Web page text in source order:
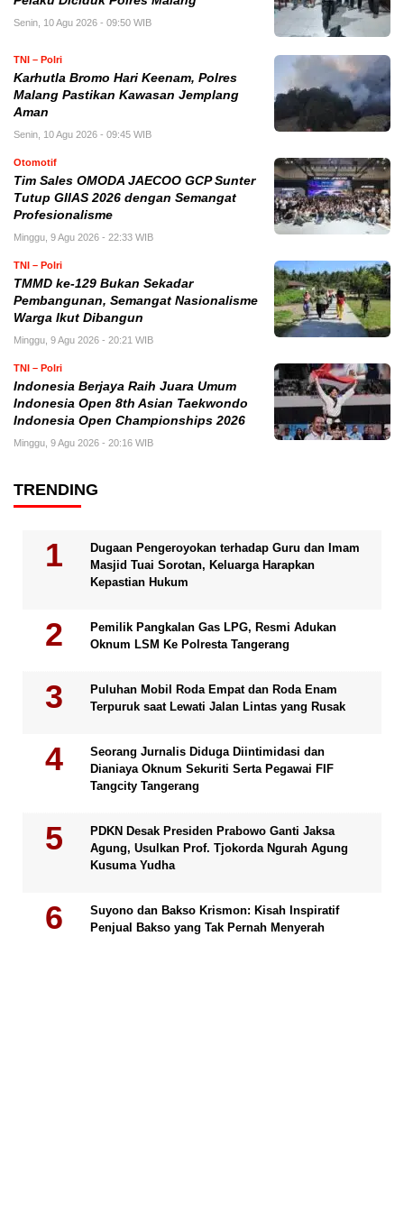
Senin, 10 Agu 2026 - 09:50 WIB
TNI – Polri
Karhutla Bromo Hari Keenam, Polres
Malang Pastikan Kawasan Jemplang
Aman
Senin, 10 Agu 2026 - 09:45 WIB
Otomotif
Tim Sales OMODA JAECOO GCP Sunter
Tutup GIIAS 2026 dengan Semangat
Profesionalisme
Minggu, 9 Agu 2026 - 22:33 WIB
TNI – Polri
TMMD ke-129 Bukan Sekadar
Pembangunan, Semangat Nasionalisme
Warga Ikut Dibangun
Minggu, 9 Agu 2026 - 20:21 WIB
TNI – Polri
Indonesia Berjaya Raih Juara Umum
Indonesia Open 8th Asian Taekwondo
Indonesia Open Championships 2026
Minggu, 9 Agu 2026 - 20:16 WIB
TRENDING
Dugaan Pengeroyokan terhadap Guru dan Imam
Masjid Tuai Sorotan, Keluarga Harapkan
Kepastian Hukum
Pemilik Pangkalan Gas LPG, Resmi Adukan
Oknum LSM Ke Polresta Tangerang
Puluhan Mobil Roda Empat dan Roda Enam
Terpuruk saat Lewati Jalan Lintas yang Rusak
Seorang Jurnalis Diduga Diintimidasi dan
Dianiaya Oknum Sekuriti Serta Pegawai FIF
Tangcity Tangerang
PDKN Desak Presiden Prabowo Ganti Jaksa
Agung, Usulkan Prof. Tjokorda Ngurah Agung
Kusuma Yudha
Suyono dan Bakso Krismon: Kisah Inspiratif
Penjual Bakso yang Tak Pernah Menyerah